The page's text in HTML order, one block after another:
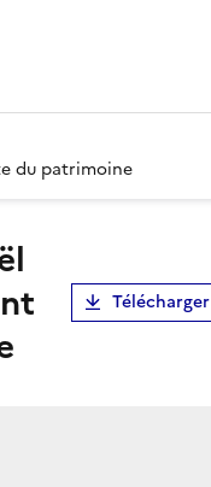
du patrimoine
Télécharger